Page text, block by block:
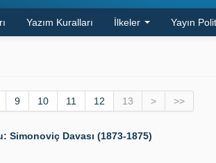
Yazım Kuralları İlkeler Yayın
9 10 11 12 13 > >>
Simonoviç Davası (1873-1875)